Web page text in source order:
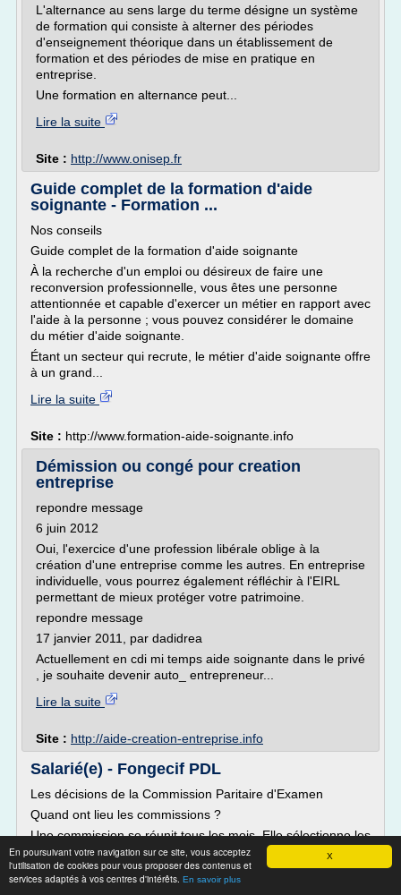
X
En poursuivant votre navigation sur ce site, vous acceptez
l'utilisation de cookies pour vous proposer des contenus et
services adaptés à vos centres d'intérêts. En savoir plus
L'alternance au sens large du terme désigne un système
de formation qui consiste à alterner des périodes
d'enseignement théorique dans un établissement de
formation et des périodes de mise en pratique en
entreprise.
Une formation en alternance peut...
Lire la suite
Site : http://www.onisep.fr
Guide complet de la formation d'aide
soignante - Formation ...
Nos conseils
Guide complet de la formation d'aide soignante
À la recherche d'un emploi ou désireux de faire une
reconversion professionnelle, vous êtes une personne
attentionnée et capable d'exercer un métier en rapport avec
l'aide à la personne ; vous pouvez considérer le domaine
du métier d'aide soignante.
Étant un secteur qui recrute, le métier d'aide soignante offre
à un grand...
Lire la suite
Site : http://www.formation-aide-soignante.info
Démission ou congé pour creation
entreprise
repondre message
6 juin 2012
Oui, l'exercice d'une profession libérale oblige à la
création d'une entreprise comme les autres. En entreprise
individuelle, vous pourrez également réfléchir à l'EIRL
permettant de mieux protéger votre patrimoine.
repondre message
17 janvier 2011, par dadidrea
Actuellement en cdi mi temps aide soignante dans le privé
, je souhaite devenir auto_ entrepreneur...
Lire la suite
Site : http://aide-creation-entreprise.info
Salarié(e) - Fongecif PDL
Les décisions de la Commission Paritaire d'Examen
Quand ont lieu les commissions ?
Une commission se réunit tous les mois. Elle sélectionne les
demandes sur la base du projet de formation, du budget
disponible et des priorités de financement.
Qui examine les dossiers en Commission Paritaire ?